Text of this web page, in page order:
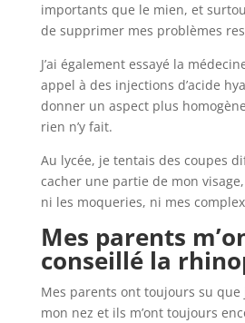
importants que le mien, et
de supprimer mes problèmes
J’ai également essayé la
appel à des injections d’acide
donner un aspect plus
rien n’y fait.
Au lycée, je tentais des coupes
cacher une partie de mon
ni les moqueries, ni mes
Mes parents
conseillé la
Mes parents ont toujours su que
mon nez et ils m’ont toujours